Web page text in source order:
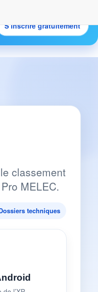
S’inscrire gratuitement
classement
MELEC.
techniques